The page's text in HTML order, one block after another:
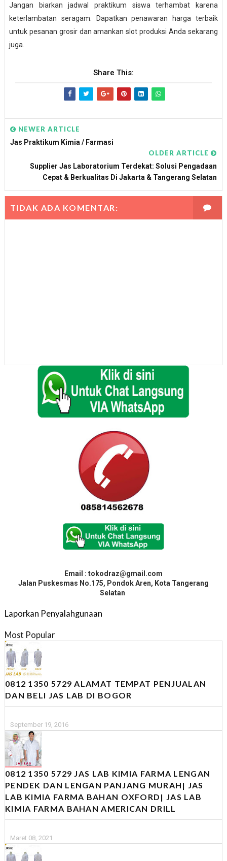
Jangan biarkan jadwal praktikum siswa terhambat karena
keterlambatan seragam. Dapatkan penawaran harga terbaik
untuk pesanan grosir dan amankan slot produksi Anda sekarang
juga.
Share This:
NEWER ARTICLE
Jas Praktikum Kimia / Farmasi
OLDER ARTICLE
Supplier Jas Laboratorium Terdekat: Solusi Pengadaan
Cepat & Berkualitas Di Jakarta & Tangerang Selatan
TIDAK ADA KOMENTAR:
Email : tokodraz@gmail.com
Jalan Puskesmas No.175, Pondok Aren, Kota Tangerang
Selatan
Laporkan Penyalahgunaan
Most Popular
0812 1350 5729 ALAMAT TEMPAT PENJUALAN
DAN BELI JAS LAB DI BOGOR
September 19, 2016
0812 1350 5729 JAS LAB KIMIA FARMA LENGAN
PENDEK DAN LENGAN PANJANG MURAH| JAS
LAB KIMIA FARMA BAHAN OXFORD| JAS LAB
KIMIA FARMA BAHAN AMERICAN DRILL
Maret 08, 2021